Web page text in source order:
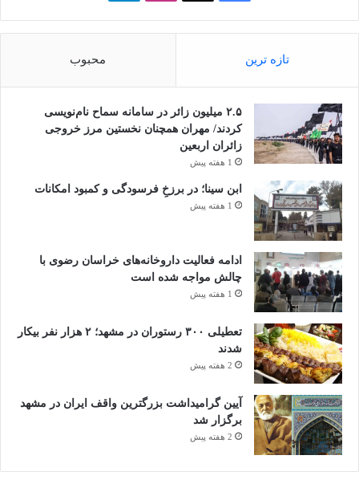
تازه ترین محبوب
۲.۵ میلیون زائر در سامانه سماح نام‌نویسی
کردند/ مهران همچنان نخستین مرز خروجی
زائران اربعین
1 هفته پیش
ابن سینا؛ در برزخِ فرسودگی و کمبود امکانات
1 هفته پیش
ادامه فعالیت داروخانه‌های خراسان رضوی با
چالش مواجه شده است
1 هفته پیش
تعطیلی ۳۰۰ رستوران در مشهد؛ ۲ هزار نفر بیکار
شدند
2 هفته پیش
آیین گرامیداشت بزرگترین واقف ایران در مشهد
برگزار شد
2 هفته پیش